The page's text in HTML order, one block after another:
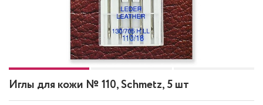
Иглы для кожи № 110, Schmetz, 5 шт